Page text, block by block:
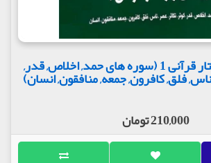
کتاب بینش و رفتار قرآنی 1 (سوره های حمد, اخلاص, قدر,
فلق, کافرون, جمعه, منافقون, انسان)
210,000 تومان